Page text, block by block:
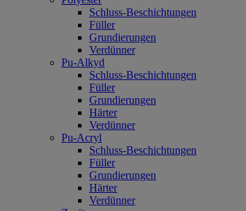
Schluss-Beschichtungen
Füller
Grundierungen
Verdünner
Pu-Alkyd
Schluss-Beschichtungen
Füller
Grundierungen
Härter
Verdünner
Pu-Acryl
Schluss-Beschichtungen
Füller
Grundierungen
Härter
Verdünner